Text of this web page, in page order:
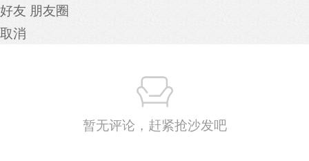
好友 朋友圈
取消
暂无评论，赶紧抢沙发吧